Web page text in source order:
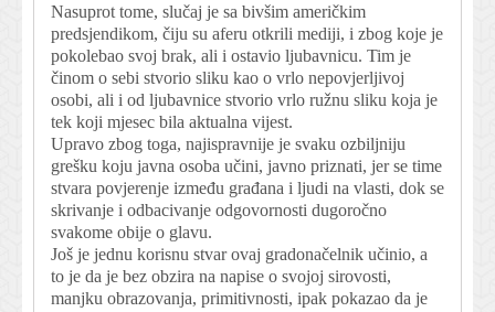
Nasuprot tome, slučaj je sa bivšim američkim
predsjendikom, čiju su aferu otkrili mediji, i zbog koje je
pokolebao svoj brak, ali i ostavio ljubavnicu. Tim je
činom o sebi stvorio sliku kao o vrlo nepovjerljivoj
osobi, ali i od ljubavnice stvorio vrlo ružnu sliku koja je
tek koji mjesec bila aktualna vijest.
Upravo zbog toga, najispravnije je svaku ozbiljniju
grešku koju javna osoba učini, javno priznati, jer se time
stvara povjerenje između građana i ljudi na vlasti, dok se
skrivanje i odbacivanje odgovornosti dugoročno
svakome obije o glavu.
Još je jednu korisnu stvar ovaj gradonačelnik učinio, a
to je da je bez obzira na napise o svojoj sirovosti,
manjku obrazovanja, primitivnosti, ipak pokazao da je